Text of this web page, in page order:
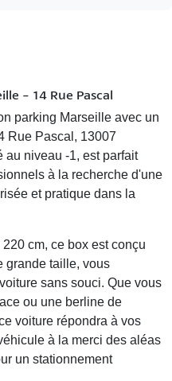
- 14 Rue Pascal
parking Marseille avec un
Rue Pascal, 13007
au niveau -1, est parfait
à la recherche d'une
et pratique dans la
cm, ce box est conçu
grande taille, vous
sans souci. Que vous
ou une berline de
voiture répondra à vos
à la merci des aléas
un stationnement